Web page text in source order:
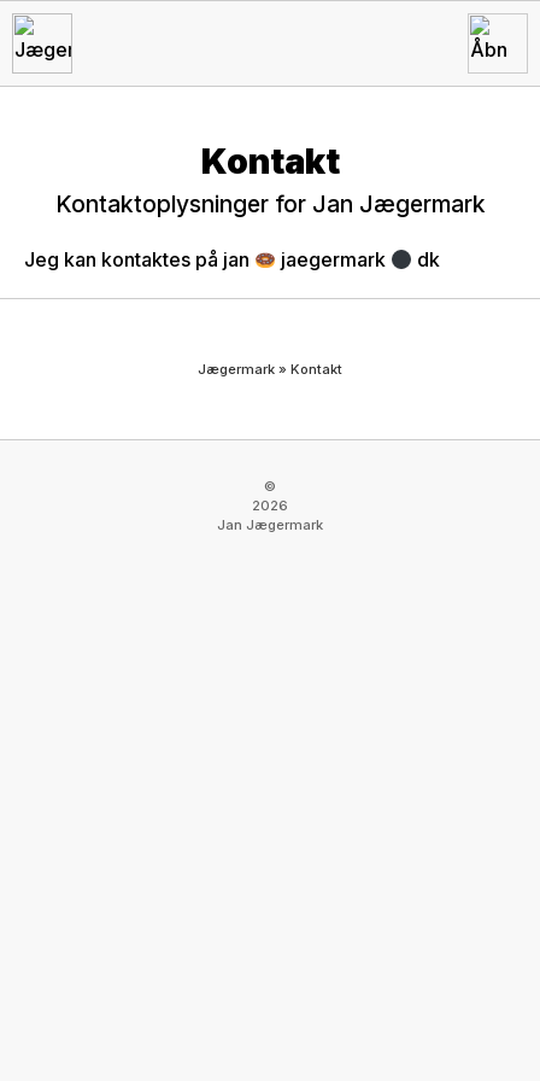
Kontakt
Kontaktoplysninger for Jan Jægermark
Jeg kan kontaktes på jan jaegermark dk
Jægermark» Kontakt
©
2026
Jan Jægermark